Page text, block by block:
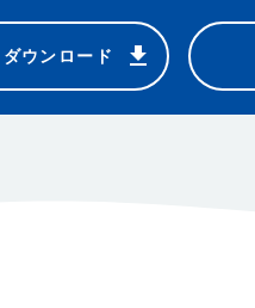
ダウンロード